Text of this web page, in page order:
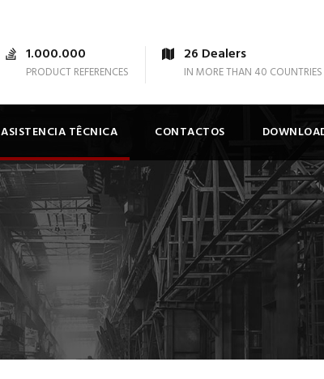
1.000.000
PRODUCT REFERENCES
26 Dealers
IN MORE THAN 40 COUNTRIES
ASISTENCIA TÊCNICA CONTACTOS